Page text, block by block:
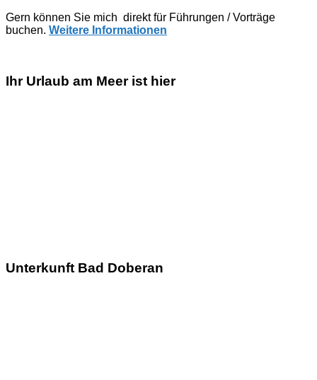
Gern können Sie mich direkt für Führungen / Vorträge
buchen. Weitere Informationen
Ihr Urlaub am Meer ist hier
Unterkunft Bad Doberan